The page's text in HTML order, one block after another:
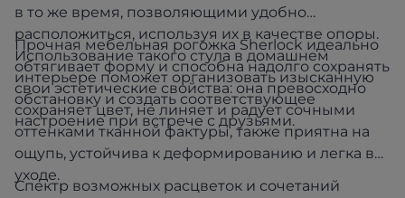
в то же время, позволяющими удобно
расположиться, используя их в качестве опоры.
Использование такого стула в домашнем
интерьере поможет организовать изысканную
обстановку и создать соответствующее
настроение при встрече с друзьями.
Прочная мебельная рогожка Sherlock идеально
обтягивает форму и способна надолго сохранять
свои эстетические свойства: она превосходно
сохраняет цвет, не линяет и радует сочными
оттенками тканной фактуры, также приятна на
ощупь, устойчива к деформированию и легка в
уходе.
Спектр возможных расцветок и сочетаний